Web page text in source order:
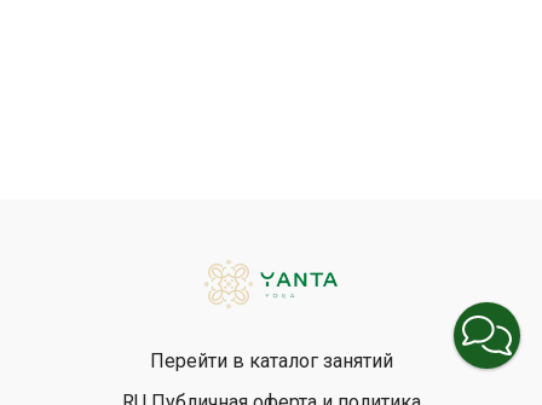
Перейти в каталог занятий